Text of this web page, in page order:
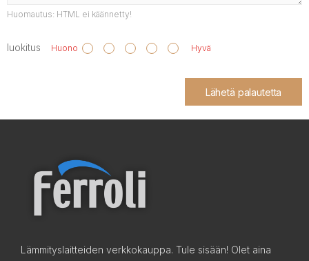
Huomautus: HTML ei käännetty!
luokitus Huono Hyvä
Lähetä palautetta
Lämmityslaitteiden verkkokauppa. Tule sisään! Olet aina